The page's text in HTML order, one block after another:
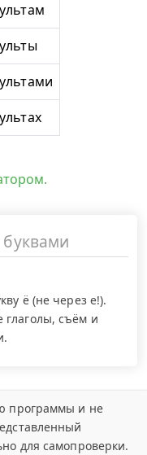
ё (не через е!).
съём и
программы и не
для самопроверки.